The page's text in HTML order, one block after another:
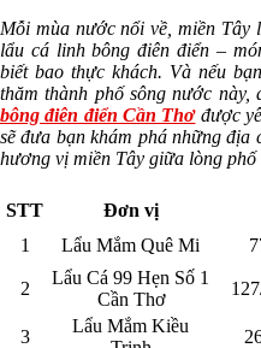
Mỗi mùa nước nổi về, miền
lẩu cá linh bông điên điển –
biết bao thực khách. Và nếu
thăm thành phố sông nước
bông điên điển Cần Thơđược
sẽ đưa bạn khám phá những
hương vị miền Tây giữa lòng phố
STT Đơn vị
1
Lẩu Mắm Quê Mi
2
Lẩu Cá 99 Hẹn Số 1
Cần Thơ
3
Lẩu Mắm Kiều